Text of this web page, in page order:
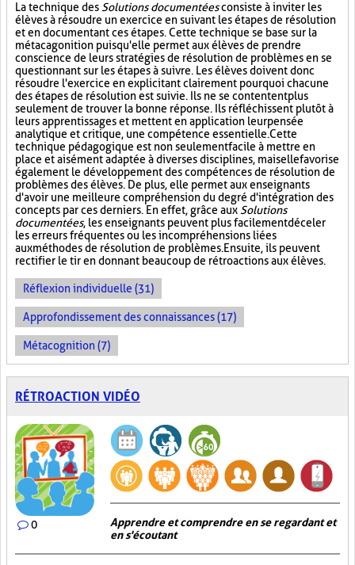
La technique des Solutions documentéesconsiste à inviter les
élèves à résoudre un exercice en suivant les étapes de résolution
et en documentant ces étapes. Cette technique se base sur la
métacagonition puisqu'elle permet aux élèves de prendre
conscience de leurs stratégies de résolution de problèmes en se
questionnant sur les étapes à suivre. Les élèves doivent donc
résoudre l'exercice en explicitant clairement pourquoi chacune
des étapes de résolution est suivie. Ils ne se contentent plus
seulement de trouver la bonne réponse. Ils réfléchissent plutôt à
leurs apprentissages et mettent en application leur pensée
analytique et critique, une compétence essentielle. Cette
technique pédagogique est non seulement facile à mettre en
place et aisément adaptée à diverses disciplines, mais elle favorise
également le développement des compétences de résolution de
problèmes des élèves. De plus, elle permet aux enseignants
d'avoir une meilleure compréhension du degré d'intégration des
concepts par ces derniers. En effet, grâce aux Solutions
documentées, les enseignants peuvent plus facilement déceler
les erreurs fréquentes ou les incompréhensions liées
aux méthodes de résolution de problèmes. Ensuite, ils peuvent
rectifier le tir en donnant beaucoup de rétroactions aux élèves.
Réflexion individuelle (31)
Approfondissement des connaissances (17)
Métacognition (7)
RÉTROACTION VIDÉO
0
Apprendre et comprendre en se regardant et
en s'écoutant